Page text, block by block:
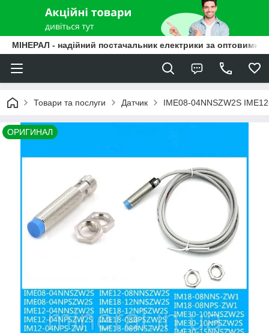
МІНЕРАЛ - надійний постачальник електрики за оптовими
Товари та послуги Датчик IME08-04NNSZW2S
ОРИГИНАЛ